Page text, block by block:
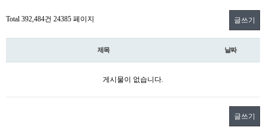
Total 392,484건 24385 페이지 글쓰기
제목 날짜
게시물이 없습니다.
글쓰기